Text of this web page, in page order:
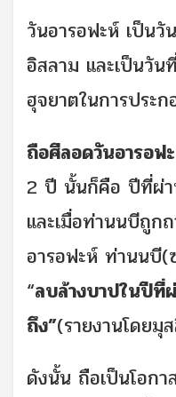
วันอารอฟะห์ เป็น
อิสลาม และเป็นวั
ฮุจยาตในการประ
ถือศีลอดวันอารอฟ
2 ปี นั้นก็คือ ปีที่ผ่า
และเมื่อท่านนบีถูก
อารอฟะห์ ท่านนบี(
“ลบล้างบาปในปีที่
ถึง”(รายงานโดยมุ
ดังนั้น ถือเป็นโอก